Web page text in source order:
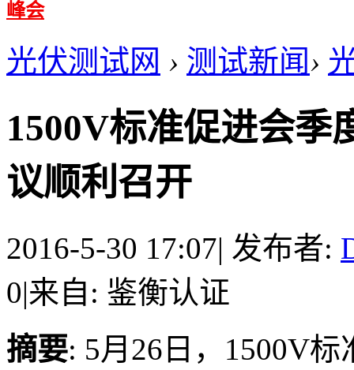
峰会
光伏测试网 › 测试新闻›
1500V标准促进会季
议顺利召开
2016-5-30 17:07| 发布者:
0|来自: 鉴衡认证
摘要: 5月26日，1500V